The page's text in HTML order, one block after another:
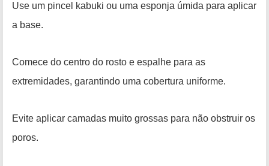
Use um pincel kabuki ou uma esponja úmida para aplicar
a base.
Comece do centro do rosto e espalhe para as
extremidades, garantindo uma cobertura uniforme.
Evite aplicar camadas muito grossas para não obstruir os
poros.